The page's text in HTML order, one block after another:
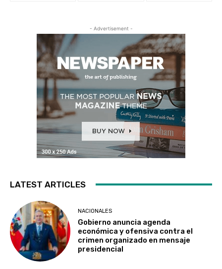
- Advertisement -
LATEST ARTICLES
NACIONALES
Gobierno anuncia agenda
económica y ofensiva contra el
crimen organizado en mensaje
presidencial